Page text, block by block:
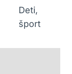
Deti,
šport